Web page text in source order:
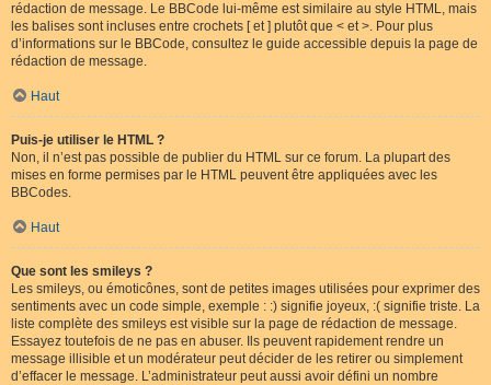
rédaction de message. Le BBCode lui-même est similaire au style HTML, mais
les balises sont incluses entre crochets [ et ] plutôt que < et >. Pour plus
d’informations sur le BBCode, consultez le guide accessible depuis la page de
rédaction de message.
Haut
Puis-je utiliser le HTML ?
Non, il n’est pas possible de publier du HTML sur ce forum. La plupart des
mises en forme permises par le HTML peuvent être appliquées avec les
BBCodes.
Haut
Que sont les smileys ?
Les smileys, ou émoticônes, sont de petites images utilisées pour exprimer des
sentiments avec un code simple, exemple : :) signifie joyeux, :( signifie triste. La
liste complète des smileys est visible sur la page de rédaction de message.
Essayez toutefois de ne pas en abuser. Ils peuvent rapidement rendre un
message illisible et un modérateur peut décider de les retirer ou simplement
d’effacer le message. L’administrateur peut aussi avoir défini un nombre